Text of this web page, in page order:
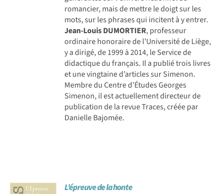
romancier, mais de mettre le doigt sur les
mots, sur les phrases qui incitent à y entrer.
Jean-Louis DUMORTIER, professeur
ordinaire honoraire de l’Université de Liège,
y a dirigé, de 1999 à 2014, le Service de
didactique du français. Il a publié trois livres
et une vingtaine d’articles sur Simenon.
Membre du Centre d’Études Georges
Simenon, il est actuellement directeur de
publication de la revue Traces, créée par
Danielle Bajomée.
L’épreuve de la honte